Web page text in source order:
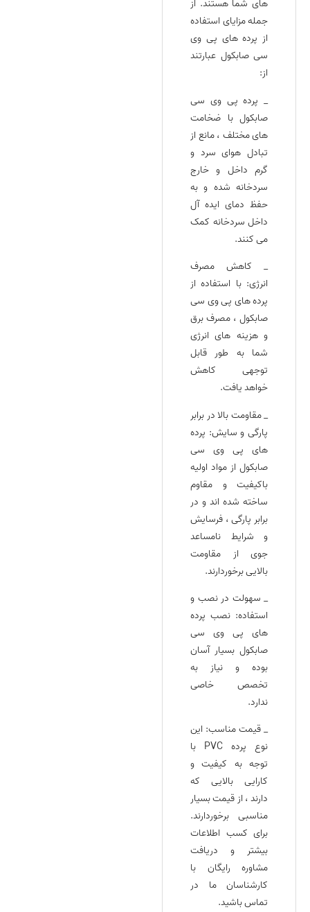
های شما هستند. از
جمله مزایای استفاده
از پرده‌ های پی وی
سی صابکول عبارتند
از:
_ پرده‌ پی وی سی
صابکول با ضخامت‌
های مختلف ، مانع از
تبادل هوای سرد و
گرم داخل و خارج
سردخانه شده و به
حفظ دمای ایده‌ آل
داخل سردخانه کمک
می‌ کنند.
_ کاهش مصرف
انرژی: با استفاده از
پرده‌ های پی وی سی
صابکول ، مصرف برق
و هزینه‌ های انرژی
شما به طور قابل
توجهی کاهش
خواهد یافت.
_ مقاومت بالا در برابر
پارگی و سایش: پرده‌
های پی وی سی
صابکول از مواد اولیه
باکیفیت و مقاوم
ساخته شده‌ اند و در
برابر پارگی ، فرسایش
و شرایط نامساعد
جوی از مقاومت
بالایی برخوردارند.
_ سهولت در نصب و
استفاده: نصب پرده‌
های پی وی سی
صابکول بسیار آسان
بوده و نیاز به
تخصص خاصی
ندارد.
_ قیمت مناسب: این
نوع پرده PVC با
توجه به کیفیت و
کارایی بالایی که
دارند ، از قیمت بسیار
مناسبی برخوردارند.
برای کسب اطلاعات
بیشتر و دریافت
مشاوره رایگان با
کارشناسان ما در
تماس باشید.